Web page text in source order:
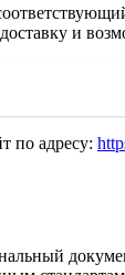
и
по адресу: